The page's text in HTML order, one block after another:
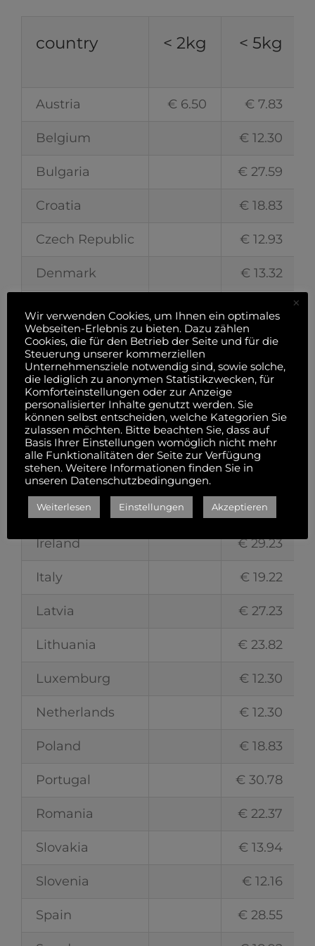
country < 2kg < 5kg
Austria € 6.50 € 7.83
Belgium € 12.30
Bulgaria € 27.59
Croatia € 18.83
Czech Republic € 12.93
Denmark € 13.32
Finland € 22.46
France € 15.83
Germany € 6.50 € 7.83
Great Britain € 16.28
Greece € 36.97
Hungary € 12.93
Ireland € 29.23
Italy € 19.22
Latvia € 27.23
Lithuania € 23.82
Luxemburg € 12.30
Netherlands € 12.30
Poland € 18.83
Portugal € 30.78
Romania € 22.37
Slovakia € 13.94
Slovenia € 12.16
Spain € 28.55
Wir verwenden Cookies, um Ihnen ein optimales
Webseiten-Erlebnis zu bieten. Dazu zählen
Cookies, die für den Betrieb der Seite und für die
Steuerung unserer kommerziellen
Unternehmensziele notwendig sind, sowie solche,
die lediglich zu anonymen Statistikzwecken, für
Komforteinstellungen oder zur Anzeige
personalisierter Inhalte genutzt werden. Sie
können selbst entscheiden, welche Kategorien Sie
zulassen möchten. Bitte beachten Sie, dass auf
Basis Ihrer Einstellungen womöglich nicht mehr
alle Funktionalitäten der Seite zur Verfügung
stehen. Weitere Informationen finden Sie in
unseren Datenschutzbedingungen.
Weiterlesen Einstellungen Akzeptieren
×